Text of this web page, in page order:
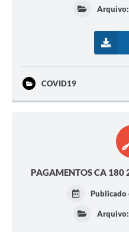
Arquivo:
COVID19
PAGAMENTOS CA 180
Publicado
Arquivo: